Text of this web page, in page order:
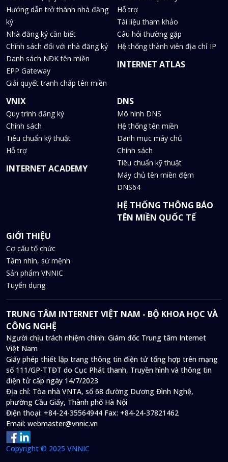
Hướng dẫn trở thành nhà đăng
ký
Nhà đăng ký cần biết
Chính sách đối với nhà đăng ký
Danh sách NĐK tên miền
EPP Gateway
Giải quyết tranh chấp tên miền
Hỗ trợ
Tài liệu tham khảo
Câu hỏi thường gặp
Hệ thống thành viên địa chỉ IP
INTERNET ATLAS
VNIX
Quy trình đăng ký
Chính sách
Tiêu chuẩn kỹ thuật
Hỗ trợ
INTERNET ACADEMY
DNS
Mô hình DNS
Hệ thống tên miền
Danh mục máy chủ
Chính sách
Tiêu chuẩn kỹ thuật
Máy chủ tên miền đệm
DNS64
HỆ THỐNG THÔNG BÁO
TÊN MIỀN QUỐC TẾ
GIỚI THIỆU
Cơ cấu tổ chức
Tầm nhìn, sứ mệnh
Sản phẩm VNNIC
Tuyển dụng
TRUNG TÂM INTERNET VIỆT NAM - BỘ KHOA HỌC VÀ
CÔNG NGHỆ
Người chịu trách nhiệm chính: Giám đốc Trung tâm Internet
Việt Nam
Giấy phép thiết lập trang thông tin điện tử tổng hợp trên mạng
số 111/GP-TTĐT do Cục Phát thanh, Truyền hình và thông tin
điện tử cấp ngày 14/7/2023
Địa chỉ: Tòa nhà VNTA, số 68 đường Dương Đình Nghệ,
phường Cầu Giấy, Thành phố Hà Nội
Điện thoại: +84-24-35564944 Fax: +84-24-37821462
Email: webmaster@vnnic.vn
Copyright © 2025 VNNIC